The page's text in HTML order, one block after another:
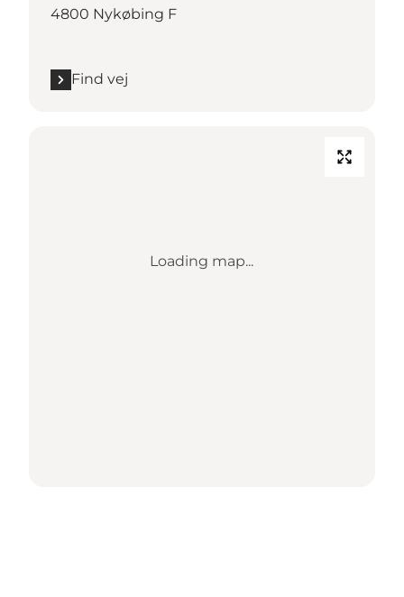
4800 Nykøbing F
Find vej
Loading map...